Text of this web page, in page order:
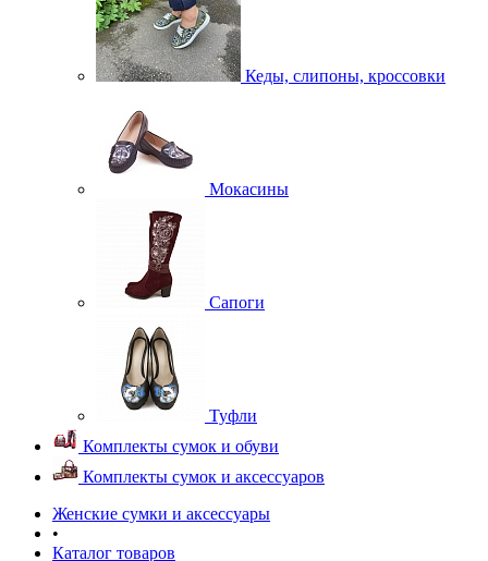
Кеды, слипоны, кроссовки
Мокасины
Сапоги
Туфли
Комплекты сумок и обуви
Комплекты сумок и аксессуаров
Женские сумки и аксессуары
•
Каталог товаров